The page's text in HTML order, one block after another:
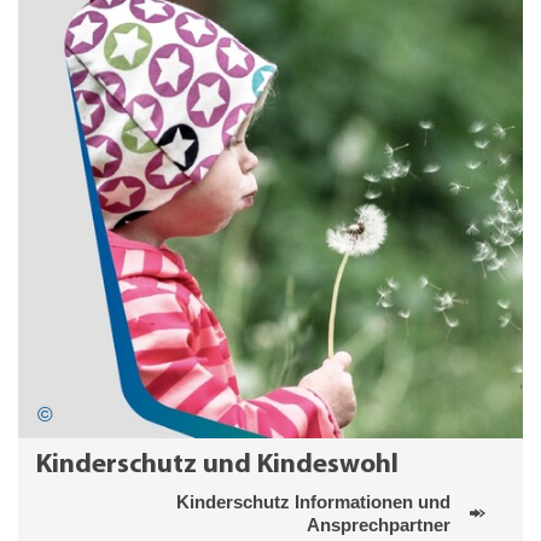
Kinderschutz und Kindeswohl
Kinderschutz Informationen und
Ansprechpartner